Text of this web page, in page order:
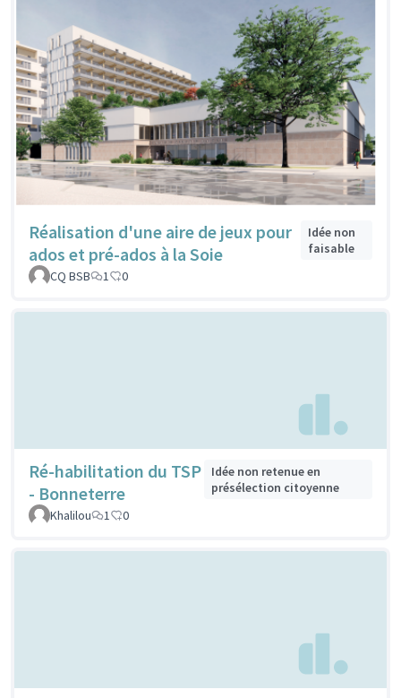
Réalisation d'une aire de jeux pour
ados et pré-ados à la Soie
Idée non
faisable
CQ BSB
1 0
Ré-habilitation du TSP
- Bonneterre
Idée non retenue en
présélection citoyenne
Khalilou
1 0